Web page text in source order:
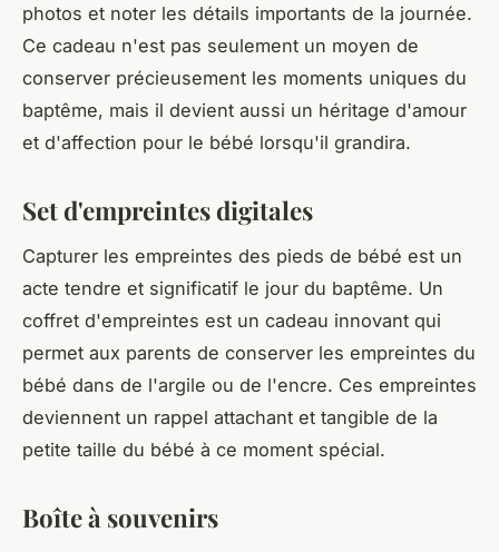
photos et noter les détails importants de la journée.
Ce cadeau n'est pas seulement un moyen de
conserver précieusement les moments uniques du
baptême, mais il devient aussi un héritage d'amour
et d'affection pour le bébé lorsqu'il grandira.
Set d'empreintes digitales
Capturer les empreintes des pieds de bébé est un
acte tendre et significatif le jour du baptême. Un
coffret d'empreintes est un cadeau innovant qui
permet aux parents de conserver les empreintes du
bébé dans de l'argile ou de l'encre. Ces empreintes
deviennent un rappel attachant et tangible de la
petite taille du bébé à ce moment spécial.
Boîte à souvenirs